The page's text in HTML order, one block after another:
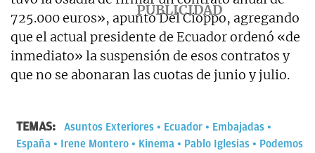
725.000 euros», apuntó Del Cioppo, agregando
que el actual presidente de Ecuador ordenó «de
inmediato» la suspensión de esos contratos y
que no se abonaran las cuotas de junio y julio.
TEMAS: Asuntos Exteriores Ecuador
Embajadas
España
Irene Montero Kinema Pablo Iglesias
Podemos